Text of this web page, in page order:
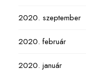
2020. szeptember
2020. február
2020. január